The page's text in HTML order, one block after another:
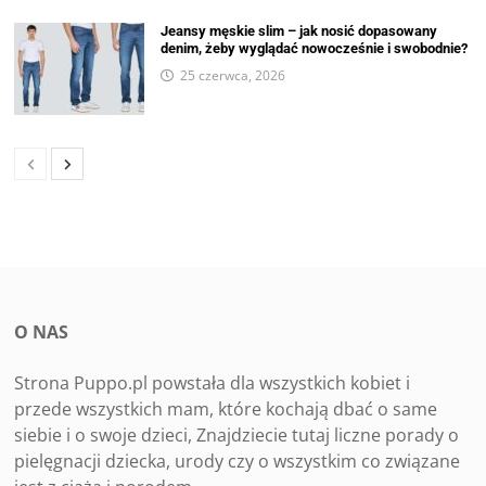
Jeansy męskie slim – jak nosić dopasowany
denim, żeby wyglądać nowocześnie i swobodnie?
25 czerwca, 2026
O NAS
Strona Puppo.pl powstała dla wszystkich kobiet i
przede wszystkich mam, które kochają dbać o same
siebie i o swoje dzieci, Znajdziecie tutaj liczne porady o
pielęgnacji dziecka, urody czy o wszystkim co związane